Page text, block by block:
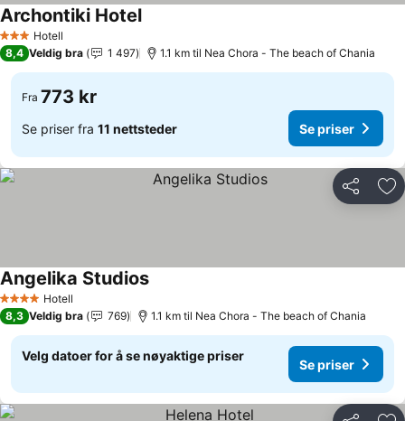
3 StjernerHotell
Archontiki HotelSe priser
8,4 Veldig bra 1 497 1.1 km til Nea Chora - The beach of Chania
Fra 773 kr
Se priser fra 11 nettsteder Se priser
Del
4 StjernerHotell
Angelika StudiosSe priser
8,3 Veldig bra 769 1.1 km til Nea Chora - The beach of Chania
Velg datoer for å se nøyaktige priser
Se priser